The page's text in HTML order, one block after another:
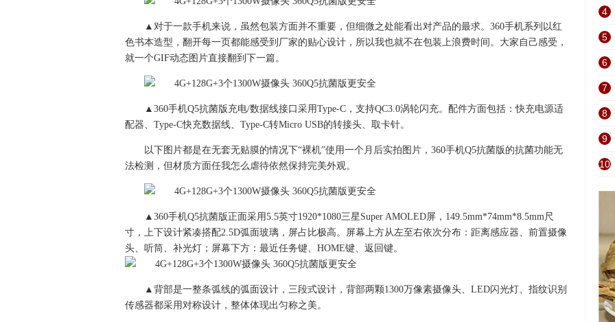
▲对于一款手机来说，虽然包装方面并不重要，但细微之处能看出对产品的最求。360手机系列以红
色书本造型，翻开每一页都能感受到厂家的贴心设计，所以我也就不在包装上浪费时间。大家自己感受，
就一个GIF动态图片直接翻到下一篇。
▲360手机Q5抗菌版充电/数据线接口采用Type-C，支持QC3.0涡轮闪充。配件方面包括：快充电源适
配器、Type-C快充数据线、Type-C转Micro USB的转接头、取卡针。
以下图片都是在无套无贴膜的情况下“裸机”使用一个月后实拍图片，360手机Q5抗菌版的抗菌功能无
法检测，但材质方面任我怎么虐待依然保持完美外观。
▲360手机Q5抗菌版正面采用5.5英寸1920*1080三星Super AMOLED屏，149.5mm*74mm*8.5mm尺
寸，上下设计紧凑搭配2.5D弧面玻璃，屏占比极高。屏幕上方从左至右依次分布：距离感应器、前置摄像
头、听筒、补光灯；屏幕下方：最近任务键、HOME键、返回键。
▲背部是一整条弧线的弧面设计，三段式设计，背部两颗1300万像素摄像头、LED闪光灯、指纹识别
传感器都采用对称设计，整体体现出匀称之美。
4
5
6
7
8
9
10